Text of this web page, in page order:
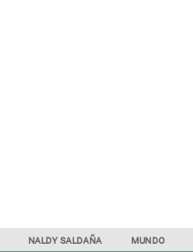
NALDY SALDAÑA MUNDO